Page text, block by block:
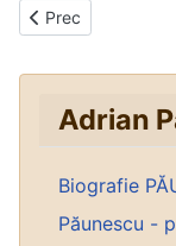
Articol precedent:
Prec
Adrian
Biografie
Păunescu -